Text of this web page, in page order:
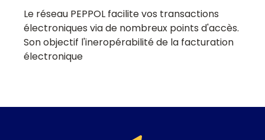
Le réseau PEPPOL facilite vos transactions
électroniques via de nombreux points d'accès.
Son objectif l'ineropérabilité de la facturation
électronique